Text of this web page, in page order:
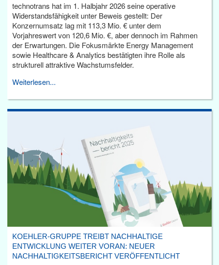
technotrans hat im 1. Halbjahr 2026 seine operative
Widerstandsfähigkeit unter Beweis gestellt: Der
Konzernumsatz lag mit 113,3 Mio. € unter dem
Vorjahreswert von 120,6 Mio. €, aber dennoch im Rahmen
der Erwartungen. Die Fokusmärkte Energy Management
sowie Healthcare & Analytics bestätigten ihre Rolle als
strukturell attraktive Wachstumsfelder.
Weiterlesen...
KOEHLER-GRUPPE TREIBT NACHHALTIGE
ENTWICKLUNG WEITER VORAN: NEUER
NACHHALTIGKEITSBERICHT VERÖFFENTLICHT